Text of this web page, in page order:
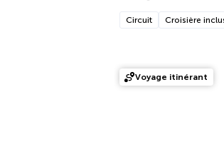
Circuit Croisière
Voyage itinérant